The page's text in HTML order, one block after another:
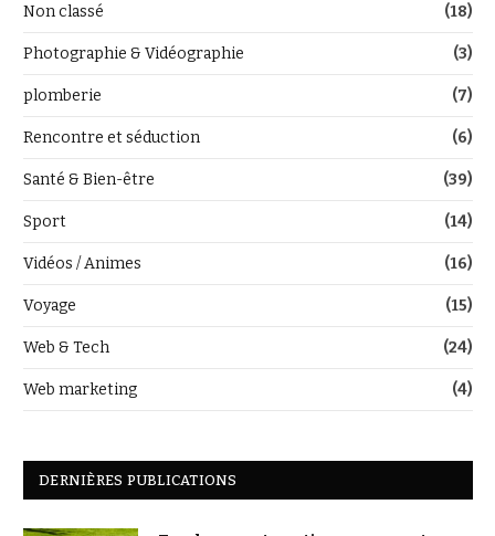
Non classé (18)
Photographie & Vidéographie (3)
plomberie (7)
Rencontre et séduction (6)
Santé & Bien-être (39)
Sport (14)
Vidéos / Animes (16)
Voyage (15)
Web & Tech (24)
Web marketing (4)
DERNIÈRES PUBLICATIONS